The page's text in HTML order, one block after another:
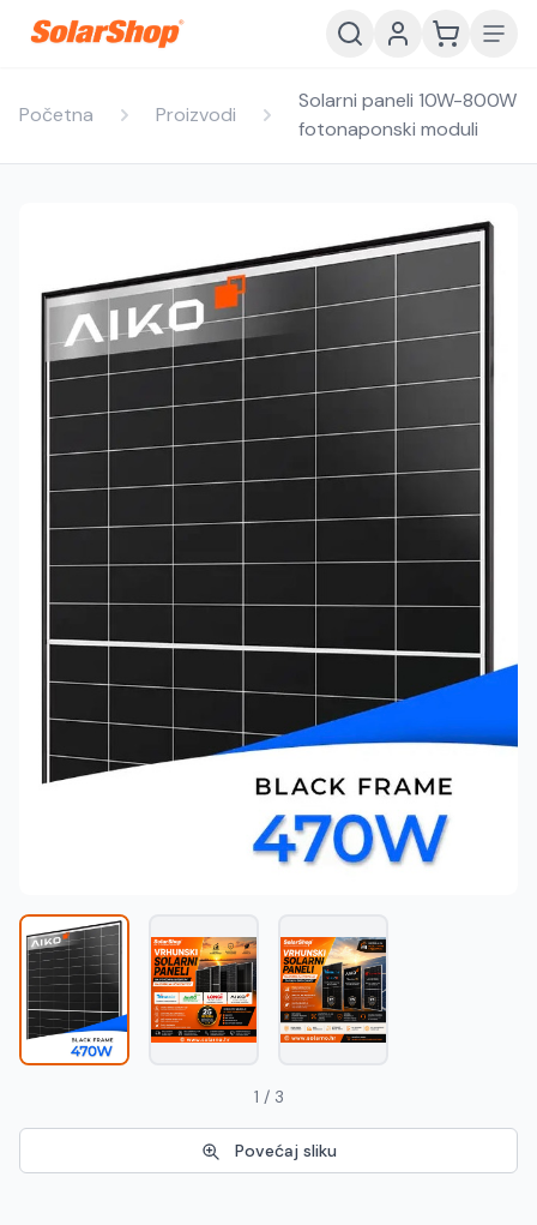
Crnogorski
MK Македонски
Početna Proizvodi
Solarni paneli 10W-800W
fotonaponski moduli
1 / 3
Povećaj sliku